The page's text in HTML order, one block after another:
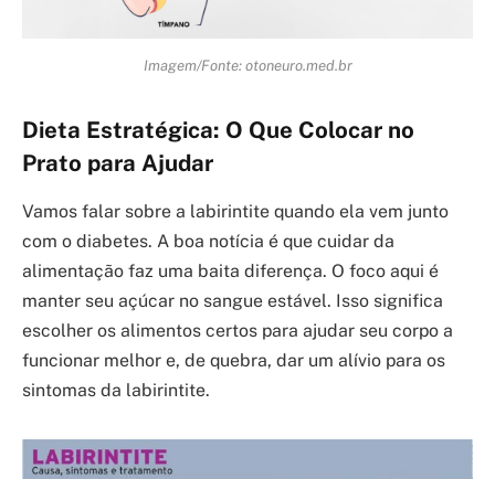
Imagem/Fonte: otoneuro.med.br
Dieta Estratégica: O Que Colocar no
Prato para Ajudar
Vamos falar sobre a labirintite quando ela vem junto
com o diabetes. A boa notícia é que cuidar da
alimentação faz uma baita diferença. O foco aqui é
manter seu açúcar no sangue estável. Isso significa
escolher os alimentos certos para ajudar seu corpo a
funcionar melhor e, de quebra, dar um alívio para os
sintomas da labirintite.